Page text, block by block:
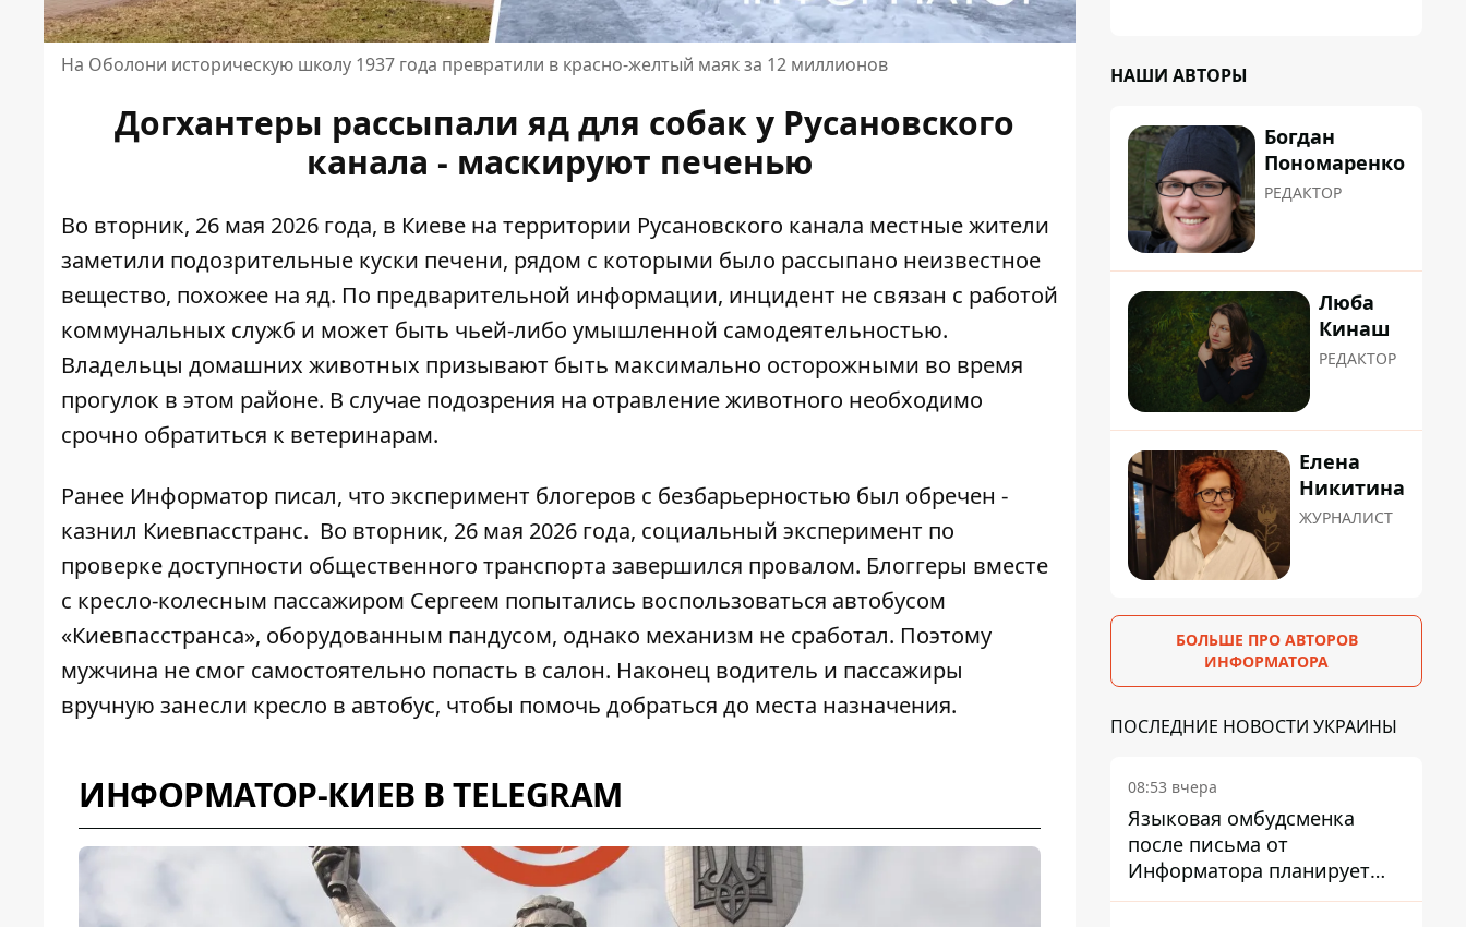
На Оболони историческую школу 1937 года превратили в красно-желтый маяк за 12 миллионов
Догхантеры рассыпали яд для собак у Русановского
канала - маскируют печенью
Во вторник, 26 мая 2026 года, в Киеве на территории Русановского канала местные жители
заметили подозрительные куски печени, рядом с которыми было рассыпано неизвестное
вещество, похожее на яд. По предварительной информации, инцидент не связан с работой
коммунальных служб и может быть чьей-либо умышленной самодеятельностью.
Владельцы домашних животных призывают быть максимально осторожными во время
прогулок в этом районе. В случае подозрения на отравление животного необходимо
срочно обратиться к ветеринарам.
Ранее Информатор писал, что эксперимент блогеров с безбарьерностью был обречен -
казнил Киевпасстранс. Во вторник, 26 мая 2026 года, социальный эксперимент по
проверке доступности общественного транспорта завершился провалом. Блоггеры вместе
с кресло-колесным пассажиром Сергеем попытались воспользоваться автобусом
«Киевпасстранса», оборудованным пандусом, однако механизм не сработал. Поэтому
мужчина не смог самостоятельно попасть в салон. Наконец водитель и пассажиры
вручную занесли кресло в автобус, чтобы помочь добраться до места назначения.
ИНФОРМАТОР-КИЕВ В TELEGRAM
НАШИ АВТОРЫ
Богдан
Пономаренко
РЕДАКТОР
Люба
Кинаш
РЕДАКТОР
Елена
Никитина
ЖУРНАЛИСТ
БОЛЬШЕ ПРО АВТОРОВ
ИНФОРМАТОРА
ПОСЛЕДНИЕ НОВОСТИ УКРАИНЫ
08:53 вчера
Языковая омбудсменка
после письма от
Информатора планирует
наказать компанию-